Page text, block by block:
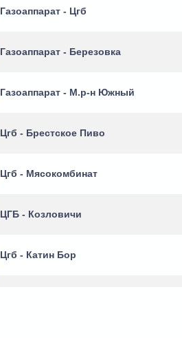
Газоаппарат - Цгб
Газоаппарат - Березовка
Газоаппарат - М.р-н Южный
Цгб - Брестское Пиво
Цгб - Мясокомбинат
ЦГБ - Козловичи
Цгб - Катин Бор